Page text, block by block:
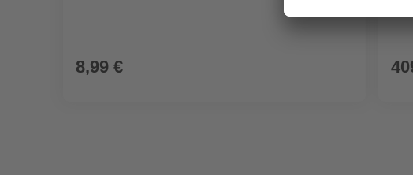
8,99 €